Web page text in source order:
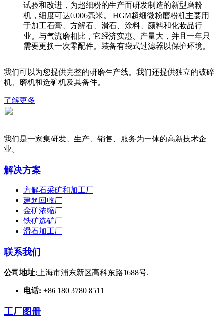
试验和改进，为超细粉的生产而研发制造的新型磨粉
机，细度可达0.006毫米。 HGM超细微粉磨粉机主要用
于加工石膏、方解石、滑石、涂料、颜料和化妆品行
业。与气流磨相比，它经济实惠、产量大，并且一年只
需要更换一次零配件。装备有袋式过滤器以保护环境。
我们可以为您提供完整的研磨生产线。我们还提供独立的破碎
机、磨机和选矿机及其备件。
了解更多
我们是一家集研发、生产、销售、服务为一体的高新技术企
业。
解决方案
方解石采矿和加工厂
建筑回收厂
金矿浓缩厂
铁矿选矿厂
滑石加工厂
联系我们
公司地址: 上海市浦东新区高科东路1688号.
电话: +86 180 3780 8511
工厂图册